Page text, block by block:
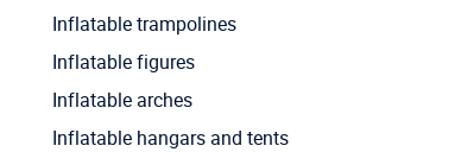
Inflatable trampolines
Inflatable figures
Inflatable arches
Inflatable hangars and tents